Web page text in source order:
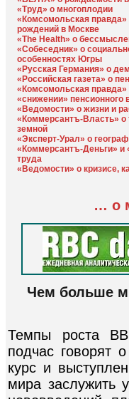
«Труд» о многоплодии
«Комсомольская
рождений в Москве
«The Health» о
«Собеседник» о
особенностях Югры
«Русская Германия» о
«Российская газета» о
«Комсомольская
«снижении» пенсионного
«Ведомости» о жизни и
«Коммерсантъ-Власть» о
земной
«Эксперт-Урал» о
«Коммерсантъ-Деньги» и
труда
«Ведомости» о кризисе,
… о
Чем больше
Темпы роста
подчас говорят
курс и
мира заслужить